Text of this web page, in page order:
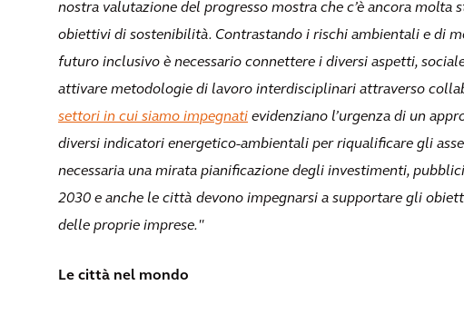
nostra valutazione del progresso mostra che c’è ancora molta
obiettivi di sostenibilità. Contrastando i rischi ambientali e di
futuro inclusivo è necessario connettere i diversi aspetti,
attivare metodologie di lavoro interdisciplinari attraverso
settori in cui siamo impegnati evidenziano l’urgenza di un
diversi indicatori energetico-ambientali per riqualificare gli
necessaria una mirata pianificazione degli investimenti,
2030 e anche le città devono impegnarsi a supportare gli
delle proprie imprese."
Le città nel mondo